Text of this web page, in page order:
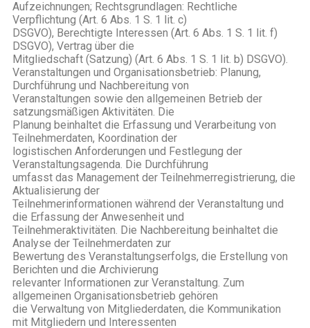
Aufzeichnungen; Rechtsgrundlagen: Rechtliche
Verpflichtung (Art. 6 Abs. 1 S. 1 lit. c)
DSGVO), Berechtigte Interessen (Art. 6 Abs. 1 S. 1 lit. f)
DSGVO), Vertrag über die
Mitgliedschaft (Satzung) (Art. 6 Abs. 1 S. 1 lit. b) DSGVO).
Veranstaltungen und Organisationsbetrieb: Planung,
Durchführung und Nachbereitung von
Veranstaltungen sowie den allgemeinen Betrieb der
satzungsmäßigen Aktivitäten. Die
Planung beinhaltet die Erfassung und Verarbeitung von
Teilnehmerdaten, Koordination der
logistischen Anforderungen und Festlegung der
Veranstaltungsagenda. Die Durchführung
umfasst das Management der Teilnehmerregistrierung, die
Aktualisierung der
Teilnehmerinformationen während der Veranstaltung und
die Erfassung der Anwesenheit und
Teilnehmeraktivitäten. Die Nachbereitung beinhaltet die
Analyse der Teilnehmerdaten zur
Bewertung des Veranstaltungserfolgs, die Erstellung von
Berichten und die Archivierung
relevanter Informationen zur Veranstaltung. Zum
allgemeinen Organisationsbetrieb gehören
die Verwaltung von Mitgliederdaten, die Kommunikation
mit Mitgliedern und Interessenten